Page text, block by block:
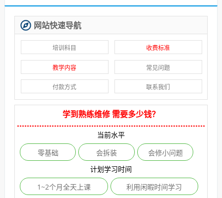
网站快速导航
培训科目 收费标准
教学内容 常见问题
付款方式 联系我们
学到熟练维修 需要多少钱？
当前水平
零基础
会拆装
会修小问题
计划学习时间
1~2个月全天上课
利用闲暇时间学习